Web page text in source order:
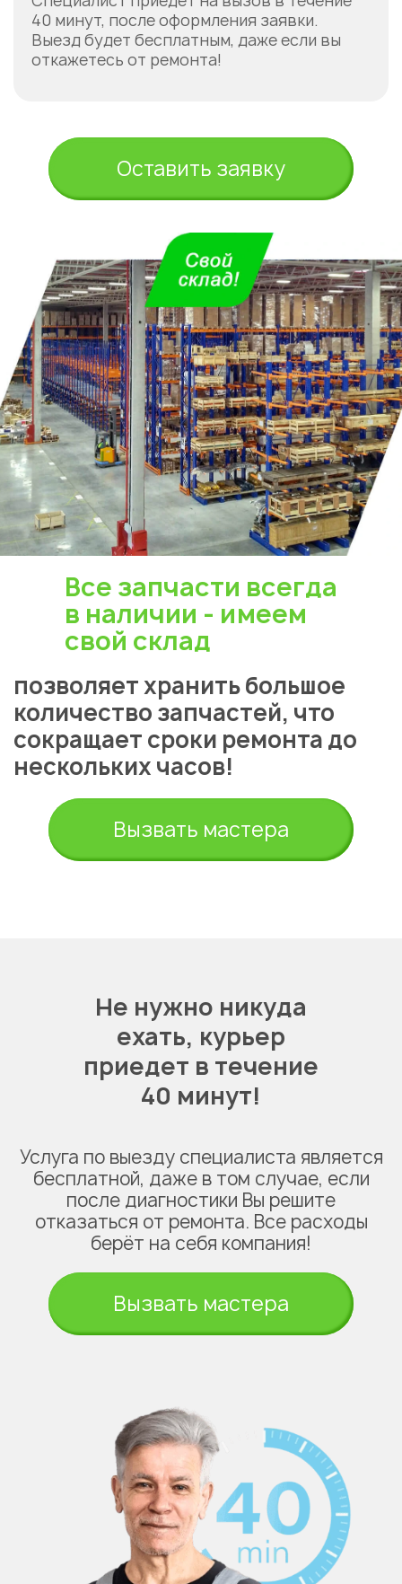
40 минут, после оформления заявки.
Выезд будет бесплатным, даже если вы
откажетесь от ремонта!
Оставить заявку
Все запчасти всегда
в наличии - имеем
свой склад
позволяет хранить большое
количество запчастей, что
сокращает сроки ремонта до
нескольких часов!
Вызвать мастера
Не нужно никуда
ехать, курьер
приедет в течение
40 минут!
Услуга по выезду специалиста является
бесплатной, даже в том случае, если
после диагностики Вы решите
отказаться от ремонта. Все расходы
берёт на себя компания!
Вызвать мастера
Укажите из какого вы
города
Астана